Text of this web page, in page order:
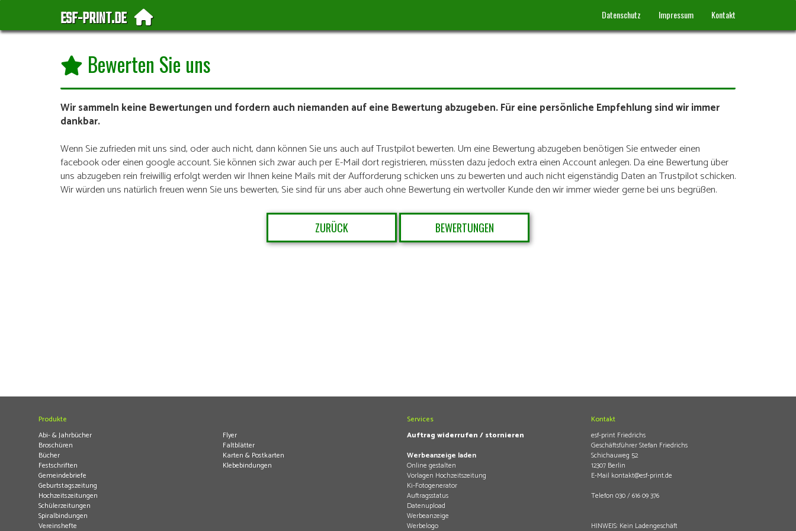
ESF-PRINT.DE Datenschutz Impressum Kontakt
Bewerten Sie uns
Wir sammeln keine Bewertungen und fordern auch niemanden auf eine Bewertung abzugeben. Für eine persönliche Empfehlung sind wir immer
dankbar.
Wenn Sie zufrieden mit uns sind, oder auch nicht, dann können Sie uns auch auf Trustpilot bewerten. Um eine Bewertung abzugeben benötigen Sie entweder einen
facebook oder einen google account. Sie können sich zwar auch per E-Mail dort registrieren, müssten dazu jedoch extra einen Account anlegen.Da eine Bewertung über
uns abzugeben rein freiwillig erfolgt werden wir Ihnen keine Mails mit der Aufforderung schicken uns zu bewerten und auch nicht eigenständig Daten an Trustpilot schicken.
Wir würden uns natürlich freuen wenn Sie uns bewerten, Sie sind für uns aber auch ohne Bewertung ein wertvoller Kunde den wir immer wieder gerne bei uns begrüßen.
ZURÜCK BEWERTUNGEN
Produkte
Abi- & Jahrbücher
Broschüren
Bücher
Festschriften
Gemeindebriefe
Geburtstagszeitung
Hochzeitszeitungen
Schülerzeitungen
Spiralbindungen
Vereinshefte
Flyer
Faltblätter
Karten & Postkarten
Klebebindungen
Services
Auftrag widerrufen / stornieren
Werbeanzeige laden
Online gestalten
Vorlagen Hochzeitszeitung
Ki-Fotogenerator
Auftragsstatus
Datenupload
Werbeanzeige
Werbelogo
Kontakt
esf-print Friedrichs
Geschäftsführer Stefan Friedrichs
Schichauweg 52
12307 Berlin
E-Mail kontakt@esf-print.de
Telefon 030 / 616 09 376
HINWEIS: Kein Ladengeschäft